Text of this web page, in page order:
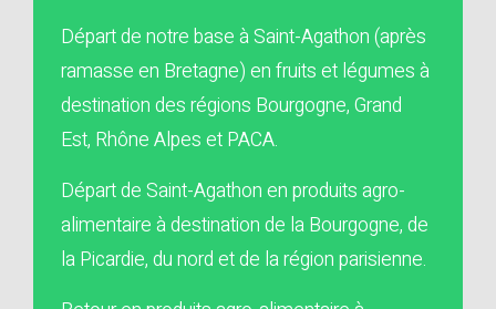
Départ de notre base à Saint-Agathon (après
ramasse en Bretagne) en fruits et légumes à
destination des régions Bourgogne, Grand
Est, Rhône Alpes et PACA.
Départ de Saint-Agathon en produits agro-
alimentaire à destination de la Bourgogne, de
la Picardie, du nord et de la région parisienne.